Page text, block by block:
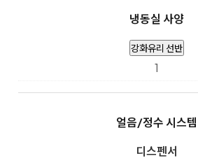
냉동실 사양
강화유리 선반
1
얼음/정수 시스템
디스펜서